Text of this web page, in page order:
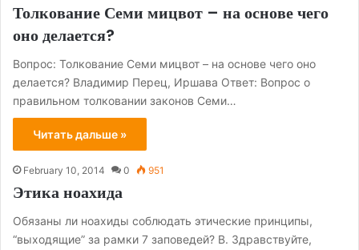
Толкование Семи мицвот – на основе чего
оно делается?
Вопрос: Толкование Семи мицвот – на основе чего оно
делается? Владимир Перец, Иршава Ответ: Вопрос о
правильном толковании законов Семи…
Читать дальше »
February 10, 2014 0 951
Этика ноахида
Обязаны ли ноахиды соблюдать этические принципы,
“выходящие” за рамки 7 заповедей? В. Здравствуйте,